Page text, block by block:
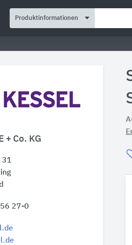
Produktinformationen
+ Co. KG
31
27-0